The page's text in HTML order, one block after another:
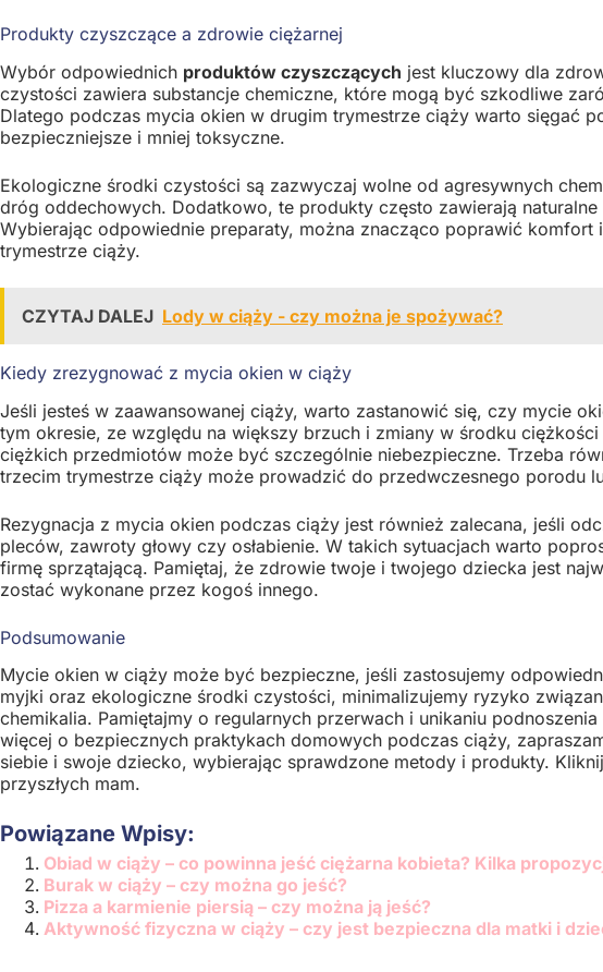
Produkty czyszczące a zdrowie ciężarnej
Wybór odpowiednich produktów czyszczących jest kluczowy dla
czystości zawiera substancje chemiczne, które mogą być szkodliwe
Dlatego podczas mycia okien w drugim trymestrze ciąży warto sięgać
bezpieczniejsze i mniej toksyczne.
Ekologiczne środki czystości są zazwyczaj wolne od agresywnych
dróg oddechowych. Dodatkowo, te produkty często zawierają naturalne
Wybierając odpowiednie preparaty, można znacząco poprawić
trymestrze ciąży.
CZYTAJ DALEJ Lody w ciąży - czy można je spożywać?
Kiedy zrezygnować z mycia okien w ciąży
Jeśli jesteś w zaawansowanej ciąży, warto zastanowić się, czy mycie
tym okresie, ze względu na większy brzuch i zmiany w środku
ciężkich przedmiotów może być szczególnie niebezpieczne. Trzeba
trzecim trymestrze ciąży może prowadzić do przedwczesnego porodu
Rezygnacja z mycia okien podczas ciąży jest również zalecana, jeśli
pleców, zawroty głowy czy osłabienie. W takich sytuacjach warto
firmę sprzątającą. Pamiętaj, że zdrowie twoje i twojego dziecka jest
zostać wykonane przez kogoś innego.
Podsumowanie
Mycie okien w ciąży może być bezpieczne, jeśli zastosujemy
myjki oraz ekologiczne środki czystości, minimalizujemy ryzyko
chemikalia. Pamiętajmy o regularnych przerwach i unikaniu
więcej o bezpiecznych praktykach domowych podczas ciąży,
siebie i swoje dziecko, wybierając sprawdzone metody i produkty.
przyszłych mam.
Powiązane Wpisy:
Obiad w ciąży – co powinna jeść ciężarna kobieta? Kilka
Burak w ciąży – czy można go jeść?
Pizza a karmienie piersią – czy można ją jeść?
Aktywność fizyczna w ciąży – czy jest bezpieczna dla matki i